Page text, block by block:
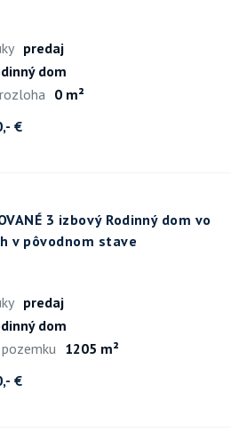
predaj
dom
0 m²
€
3 izbový Rodinný dom vo
v pôvodnom stave
predaj
dom
1205 m²
€